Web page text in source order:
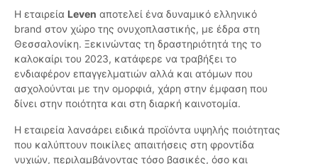
Η εταιρεία Leven αποτελεί ένα δυναμικό ελληνικό
brand στον χώρο της ονυχοπλαστικής, με έδρα στη
Θεσσαλονίκη. Ξεκινώντας τη δραστηριότητά της το
καλοκαίρι του 2023, κατάφερε να τραβήξει το
ενδιαφέρον επαγγελματιών αλλά και ατόμων που
ασχολούνται με την ομορφιά, χάρη στην έμφαση που
δίνει στην ποιότητα και στη διαρκή καινοτομία.
Η εταιρεία λανσάρει ειδικά προϊόντα υψηλής ποιότητας
που καλύπτουν ποικίλες απαιτήσεις στη φροντίδα
νυχιών, περιλαμβάνοντας τόσο βασικές, όσο και